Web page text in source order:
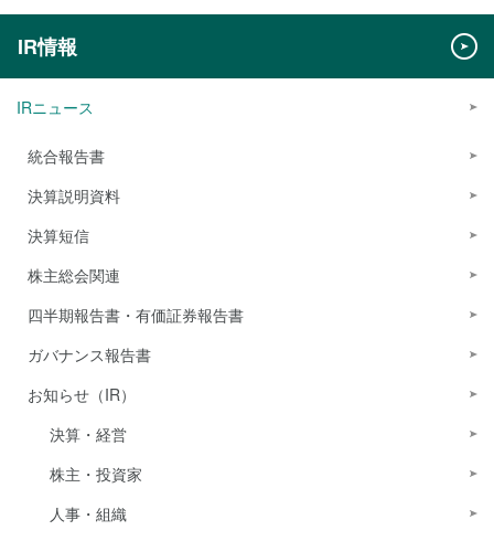
IR情報
IRニュース
統合報告書
決算説明資料
決算短信
株主総会関連
四半期報告書・有価証券報告書
ガバナンス報告書
お知らせ（IR）
決算・経営
株主・投資家
人事・組織